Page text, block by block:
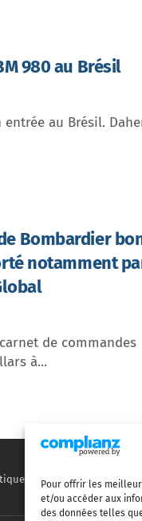
Pour offrir les
et/ou accéder aux
des données telles
980 au Brésil
au Brésil.
Bombardier
notamment
de commandes
à...
de confidentialité